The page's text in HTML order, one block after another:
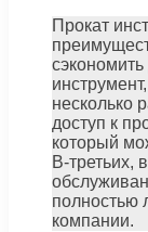
Прокат
несколько
доступ к
который
В-третьих,
полностью
компании.